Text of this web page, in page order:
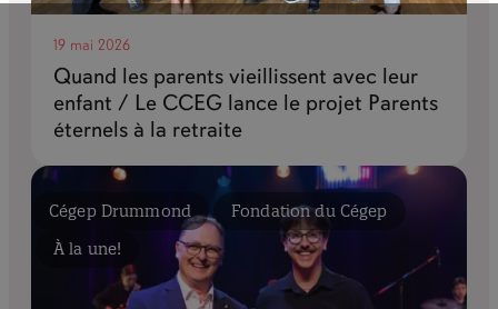
19 mai 2026
Quand les parents vieillissent avec leur
enfant / Le CCEG lance le projet Parents
éternels à la retraite
Cégep Drummond
Fondation du Cégep
À la une!